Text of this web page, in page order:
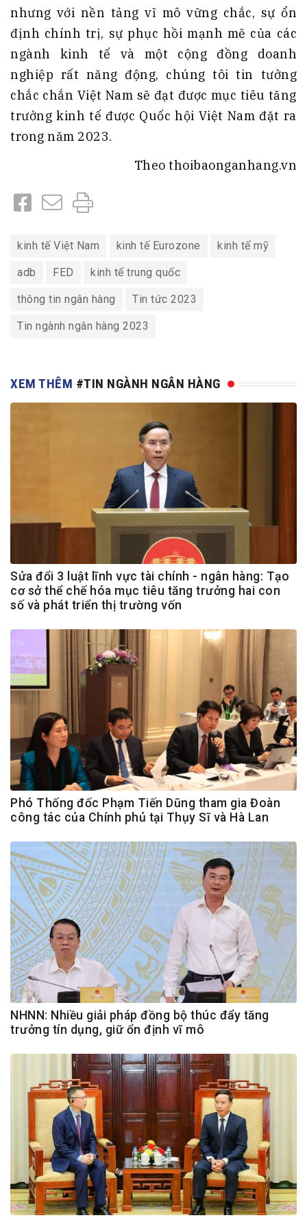
nhưng với nền tảng vĩ mô vững chắc, sự ổn
định chính trị, sự phục hồi mạnh mẽ của các
ngành kinh tế và một cộng đồng doanh
nghiệp rất năng động, chúng tôi tin tưởng
chắc chắn Việt Nam sẽ đạt được mục tiêu tăng
trưởng kinh tế được Quốc hội Việt Nam đặt ra
trong năm 2023.
Theo thoibaonganhang.vn
kinh tế Việt Nam kinh tế Eurozone kinh tế mỹ
adb FED kinh tế trung quốc
thông tin ngân hàng Tin tức 2023
Tin ngành ngân hàng 2023
XEM THÊM #TIN NGÀNH NGÂN HÀNG
Sửa đổi 3 luật lĩnh vực tài chính - ngân hàng: Tạo
cơ sở thể chế hóa mục tiêu tăng trưởng hai con
số và phát triển thị trường vốn
Phó Thống đốc Phạm Tiến Dũng tham gia Đoàn
công tác của Chính phủ tại Thụy Sĩ và Hà Lan
NHNN: Nhiều giải pháp đồng bộ thúc đẩy tăng
trưởng tín dụng, giữ ổn định vĩ mô